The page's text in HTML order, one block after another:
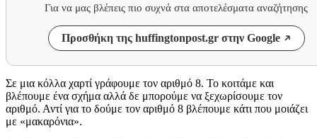
Για να μας βλέπεις πιο συχνά στα αποτελέσματα αναζήτησης
Προσθήκη της huffingtonpost.gr στην Google
Σε μια κόλλα χαρτί γράφουμε τον αριθμό 8. Το κοιτάμε και
βλέπουμε ένα σχήμα αλλά δε μπορούμε να ξεχωρίσουμε τον
αριθμό. Αντί για το δούμε τον αριθμό 8 βλέπουμε κάτι που μοιάζει
με «μακαρόνια».